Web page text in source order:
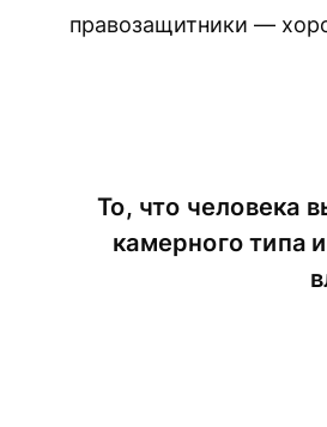
правозащитники —
То, что человека
камерного типа